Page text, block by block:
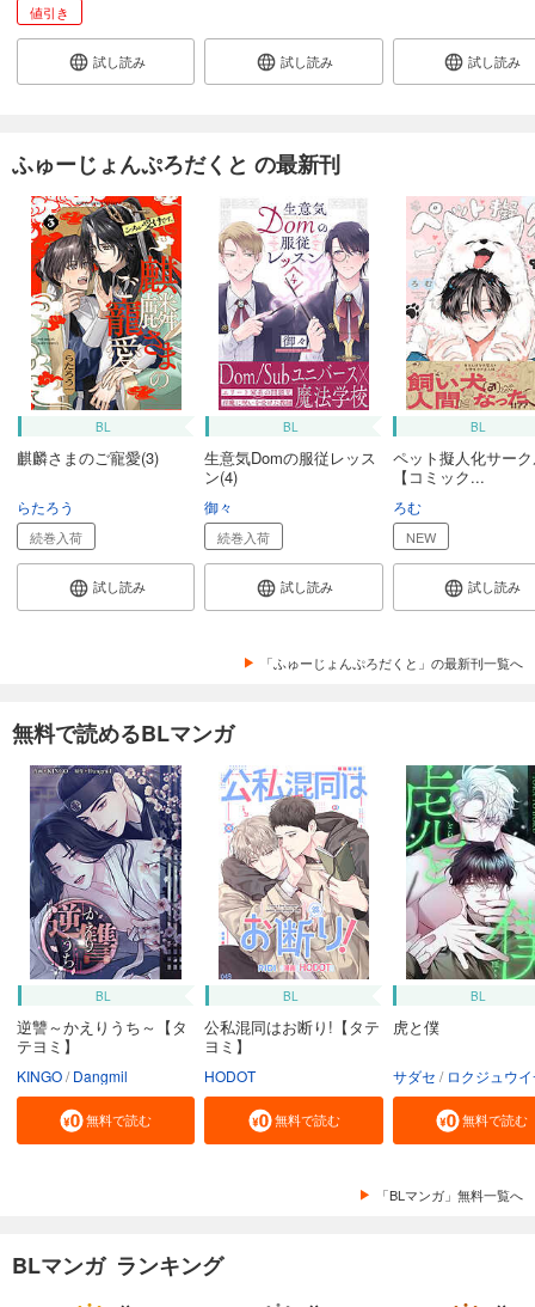
値引き
試し読み 試し読み 試し読み
ふゅーじょんぷろだくと の最新刊
BL
麒麟さまのご寵愛(3)
らたろう
続巻入荷
試し読み
BL
生意気Domの服従レッス
ン(4)
御々
続巻入荷
試し読み
BL
ペット擬人化サー
【コミック...
ろむ
NEW
試し読み
「ふゅーじょんぷろだくと」の最新刊一覧へ
無料で読めるBLマンガ
BL
逆讐～かえりうち～【タ
テヨミ】
KINGO Dangmil
無料で読む
BL
公私混同はお断り!【タテ
ヨミ】
HODOT
無料で読む
BL
虎と僕
サダセ ロクジュウ
無料で読む
「BLマンガ」無料一覧へ
BLマンガ ランキング